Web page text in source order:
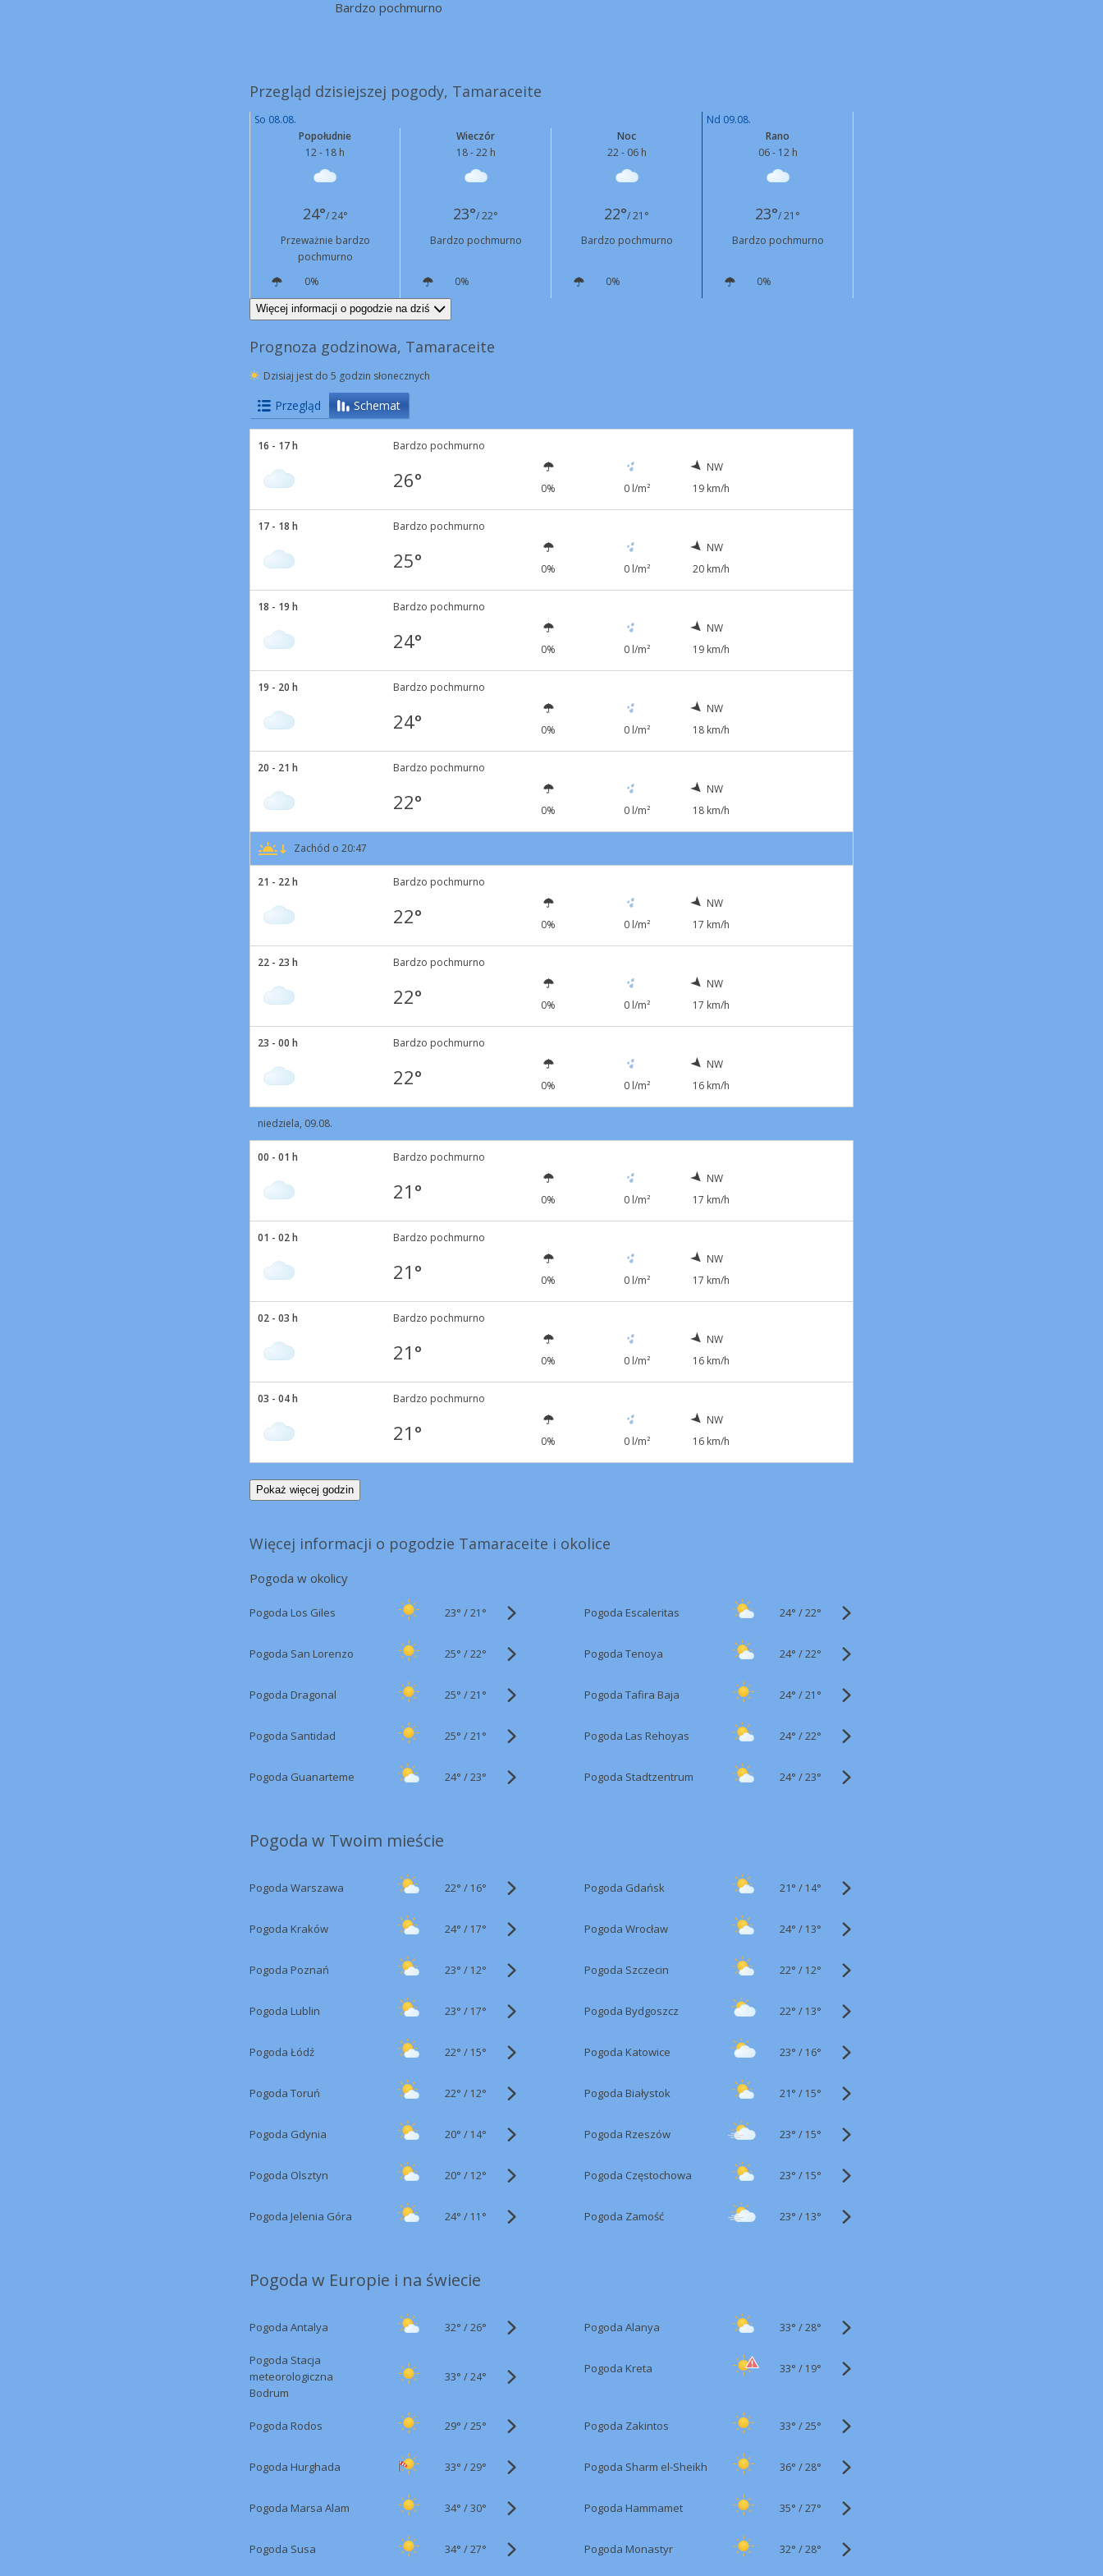
Bardzo pochmurno
Przegląd dzisiejszej pogody, Tamaraceite
So 08.08.
Nd 09.08.
Popołudnie
12 - 18 h
Wieczór
18 - 22 h
Noc
22 - 06 h
Rano
06 - 12 h
24°/ 24° 23°/ 22° 22°/ 21° 23°/ 21°
Przeważnie bardzo
pochmurno
Bardzo pochmurno Bardzo pochmurno Bardzo pochmurno
0% 0% 0%
0%
NW
18 km/h
Więcej informacji o pogodzie na dziś
Prognoza godzinowa, Tamaraceite
Dzisiaj jest do 5 godzin słonecznych
Przegląd Schemat
16 - 17 h Bardzo pochmurno
26° 0% 0 l/m²
NW
19 km/h
17 - 18 h Bardzo pochmurno
25° 0% 0 l/m²
NW
20 km/h
18 - 19 h Bardzo pochmurno
24° 0% 0 l/m²
NW
19 km/h
19 - 20 h Bardzo pochmurno
24° 0% 0 l/m²
NW
18 km/h
20 - 21 h Bardzo pochmurno
22° 0% 0 l/m²
NW
18 km/h
Zachód o 20:47
21 - 22 h Bardzo pochmurno
22° 0% 0 l/m²
NW
17 km/h
22 - 23 h Bardzo pochmurno
22° 0% 0 l/m²
NW
17 km/h
23 - 00 h Bardzo pochmurno
22° 0% 0 l/m²
NW
16 km/h
niedziela, 09.08.
00 - 01 h Bardzo pochmurno
21° 0% 0 l/m²
NW
17 km/h
01 - 02 h Bardzo pochmurno
21° 0% 0 l/m²
NW
17 km/h
02 - 03 h Bardzo pochmurno
21° 0% 0 l/m²
NW
16 km/h
03 - 04 h Bardzo pochmurno
21° 0% 0 l/m²
NW
16 km/h
Pokaż więcej godzin
Więcej informacji o pogodzie Tamaraceite i okolice
Pogoda w okolicy
Pogoda Los Giles 23° /21° Pogoda Escaleritas 24° /22°
Pogoda San Lorenzo 25° /22° Pogoda Tenoya 24° /22°
Pogoda Dragonal 25° /21° Pogoda Tafira Baja 24° /21°
Pogoda Santidad 25° /21° Pogoda Las Rehoyas 24° /22°
Pogoda Guanarteme 24° /23° Pogoda Stadtzentrum 24° /23°
Pogoda w Twoim mieście
Pogoda Warszawa 22° / 16° Pogoda Gdańsk 21° / 14°
Pogoda Kraków 24° / 17° Pogoda Wrocław 24° / 13°
Pogoda Poznań 23° / 12° Pogoda Szczecin 22° / 12°
Pogoda Lublin 23° / 17° Pogoda Bydgoszcz 22° / 13°
Pogoda Łódź 22° / 15° Pogoda Katowice 23° / 16°
Pogoda Toruń 22° / 12° Pogoda Białystok 21° / 15°
Pogoda Gdynia 20° / 14° Pogoda Rzeszów 23° / 15°
Pogoda Olsztyn 20° / 12° Pogoda Częstochowa 23° / 15°
Pogoda Jelenia Góra 24° / 11° Pogoda Zamość 23° / 13°
Pogoda w Europie i na świecie
Pogoda Antalya 32° /26° Pogoda Alanya 33° /28°
Pogoda Stacja
meteorologiczna
Bodrum
33° /24°
Pogoda Kreta 33° / 19°
Pogoda Rodos 29° /25° Pogoda Zakintos 33° /25°
Pogoda Hurghada 33° /29° Pogoda Sharm el-Sheikh 36° /28°
Pogoda Marsa Alam 34° /30° Pogoda Hammamet 35° /27°
Pogoda Susa 34° /27° Pogoda Monastyr 32° /28°